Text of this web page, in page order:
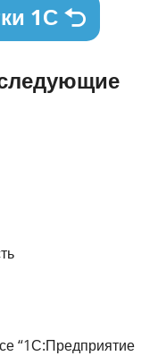
1С
“1С:Предприятие